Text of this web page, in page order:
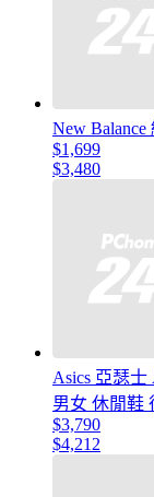
New
$1,699
$3,480
Asics 亞瑟士
男女 休閒鞋
$3,790
$4,212